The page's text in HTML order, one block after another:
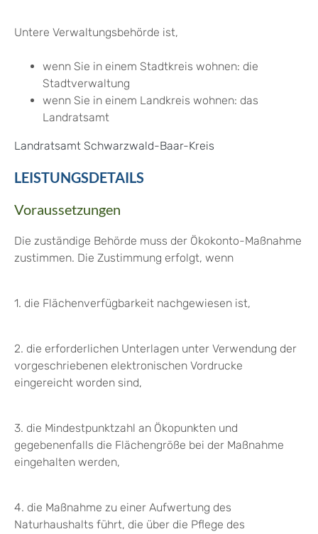
Untere Verwaltungsbehörde ist,
wenn Sie in einem Stadtkreis wohnen: die
Stadtverwaltung
wenn Sie in einem Landkreis wohnen: das
Landratsamt
Landratsamt Schwarzwald-Baar-Kreis
LEISTUNGSDETAILS
Voraussetzungen
Die zuständige Behörde muss der Ökokonto-Maßnahme
zustimmen. Die Zustimmung erfolgt, wenn
1. die Flächenverfügbarkeit nachgewiesen ist,
2. die erforderlichen Unterlagen unter Verwendung der
vorgeschriebenen elektronischen Vordrucke
eingereicht worden sind,
3. die Mindestpunktzahl an Ökopunkten und
gegebenenfalls die Flächengröße bei der Maßnahme
eingehalten werden,
4. die Maßnahme zu einer Aufwertung des
Naturhaushalts führt, die über die Pflege des